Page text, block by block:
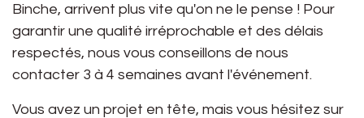
Binche, arrivent plus vite qu'on ne le pense ! Pour
garantir une qualité irréprochable et des délais
respectés, nous vous conseillons de nous
contacter 3 à 4 semaines avant l'événement.
Vous avez un projet en tête, mais vous hésitez sur